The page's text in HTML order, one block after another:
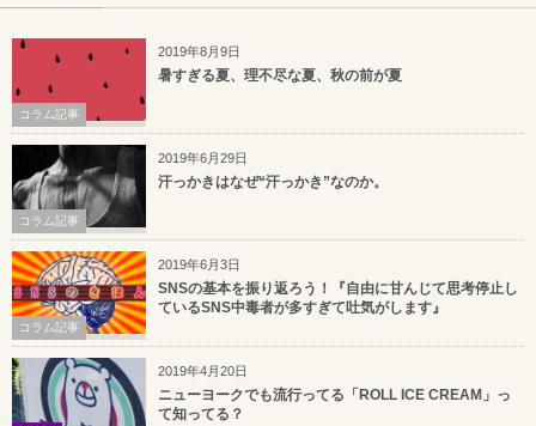
2019年8月9日
コラム記事
暑すぎる夏、理不尽な夏、秋の前が夏
2019年6月29日
コラム記事
汗っかきはなぜ“汗っかき”なのか。
2019年6月3日
コラム記事
SNSの基本を振り返ろう！『自由に甘んじて思考停止し
ているSNS中毒者が多すぎて吐気がします』
2019年4月20日
ニューヨークでも流行ってる「ROLL ICE CREAM」っ
て知ってる？